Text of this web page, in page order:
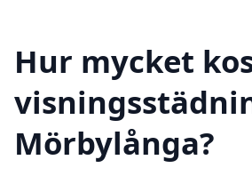
Hur mycket
Mörbylånga?